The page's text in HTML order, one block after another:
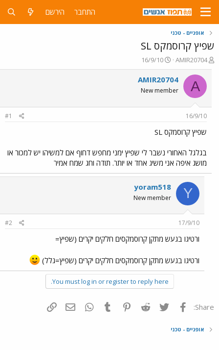
התחבר הירשם
אופניים - טכני
שפיץ קרוסמקס SL
פ
ו
ת
ח
ה
ו
ש
א
AMIR20704
פ
ו
ר
ם
16/9/10
A
AMIR20704
New member
16/9/10
#1
שפיץ קרוסמקס SL
בגלגל האחורי נשבר לי שפיץ ימני מחפש דחוף אם למשיהו יש למכור או
מושג איפה אני משיג אחד או יותר. תודה וחג שמח אמיר
Y
yoram518
New member
17/9/10
#2
ורטיגו בגעש מתקן קרוסמקסים חלקים יקרים (שפיץ=
ורטיגו בגעש מתקן קרוסמקסים חלקים יקרים (שפיץ=גלל)
You must log in or register to reply here.
Share: פייסבוק Twitter
Reddit
Pinterest
Tumblr
WhatsAppדואר אלקטרוני
אופניים - טכני